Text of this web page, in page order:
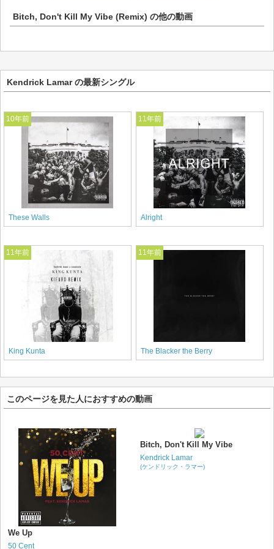
Bitch, Don't Kill My Vibe (Remix) の他の動画
Kendrick Lamar の最新シングル
10年前
These Walls
11年前
Alright
11年前
King Kunta
11年前
The Blacker the Berry
このページを見た人におすすめの動画
We Up
50 Cent
Bitch, Don't Kill My Vibe
Kendrick Lamar
(ケンドリック・ラマー)